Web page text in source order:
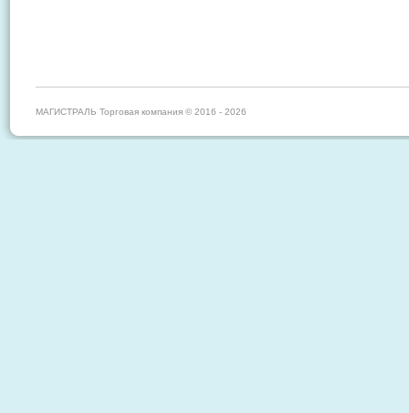
МАГИСТРАЛЬ Торговая компания © 2016 - 2026